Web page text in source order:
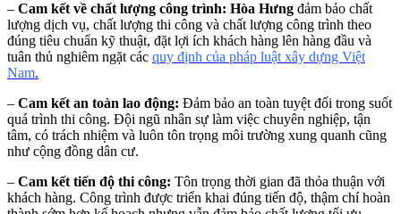
– Cam kết về chất lượng công trình: Hòa Hưng đảm bảo chất
lượng dịch vụ, chất lượng thi công và chất lượng công trình theo
đúng tiêu chuẩn kỹ thuật, đặt lợi ích khách hàng lên hàng đầu và
tuân thủ nghiêm ngặt các quy định của pháp luật xây dựng Việt
Nam.
– Cam kết an toàn lao động: Đảm bảo an toàn tuyệt đối trong suốt
quá trình thi công. Đội ngũ nhân sự làm việc chuyên nghiệp, tận
tâm, có trách nhiệm và luôn tôn trọng môi trường xung quanh cũng
như cộng đồng dân cư.
– Cam kết tiến độ thi công: Tôn trọng thời gian đã thỏa thuận với
khách hàng. Công trình được triển khai đúng tiến độ, thậm chí hoàn